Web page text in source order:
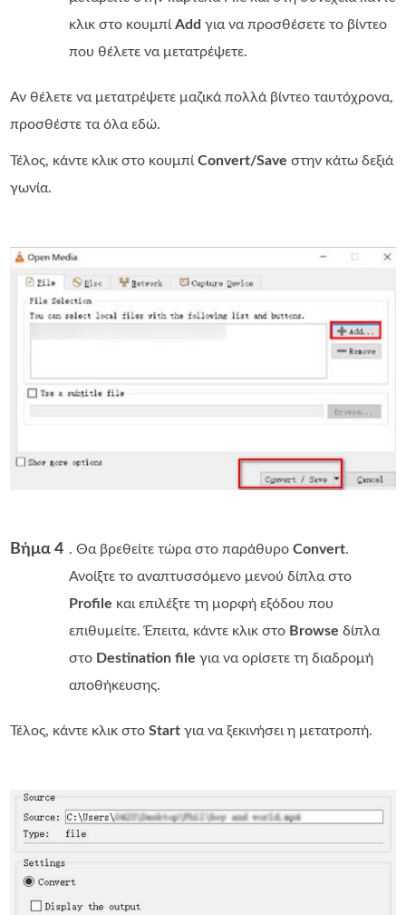
κλικ στο κουμπίAdd για να προσθέσετε το βίντεο
που θέλετε να μετατρέψετε.
Αν θέλετε να μετατρέψετε μαζικά πολλά βίντεο ταυτόχρονα,
προσθέστε τα όλα εδώ.
Τέλος, κάντε κλικ στο κουμπίConvert/Save στην κάτω δεξιά
γωνία.
Βήμα 4 . Θα βρεθείτε τώρα στο παράθυροConvert.
Ανοίξτε το αναπτυσσόμενο μενού δίπλα στο
Profile και επιλέξτε τη μορφή εξόδου που
επιθυμείτε. Έπειτα, κάντε κλικ στο Browse δίπλα
στο Destination file για να ορίσετε τη διαδρομή
αποθήκευσης.
Τέλος, κάντε κλικ στοStart για να ξεκινήσει η μετατροπή.